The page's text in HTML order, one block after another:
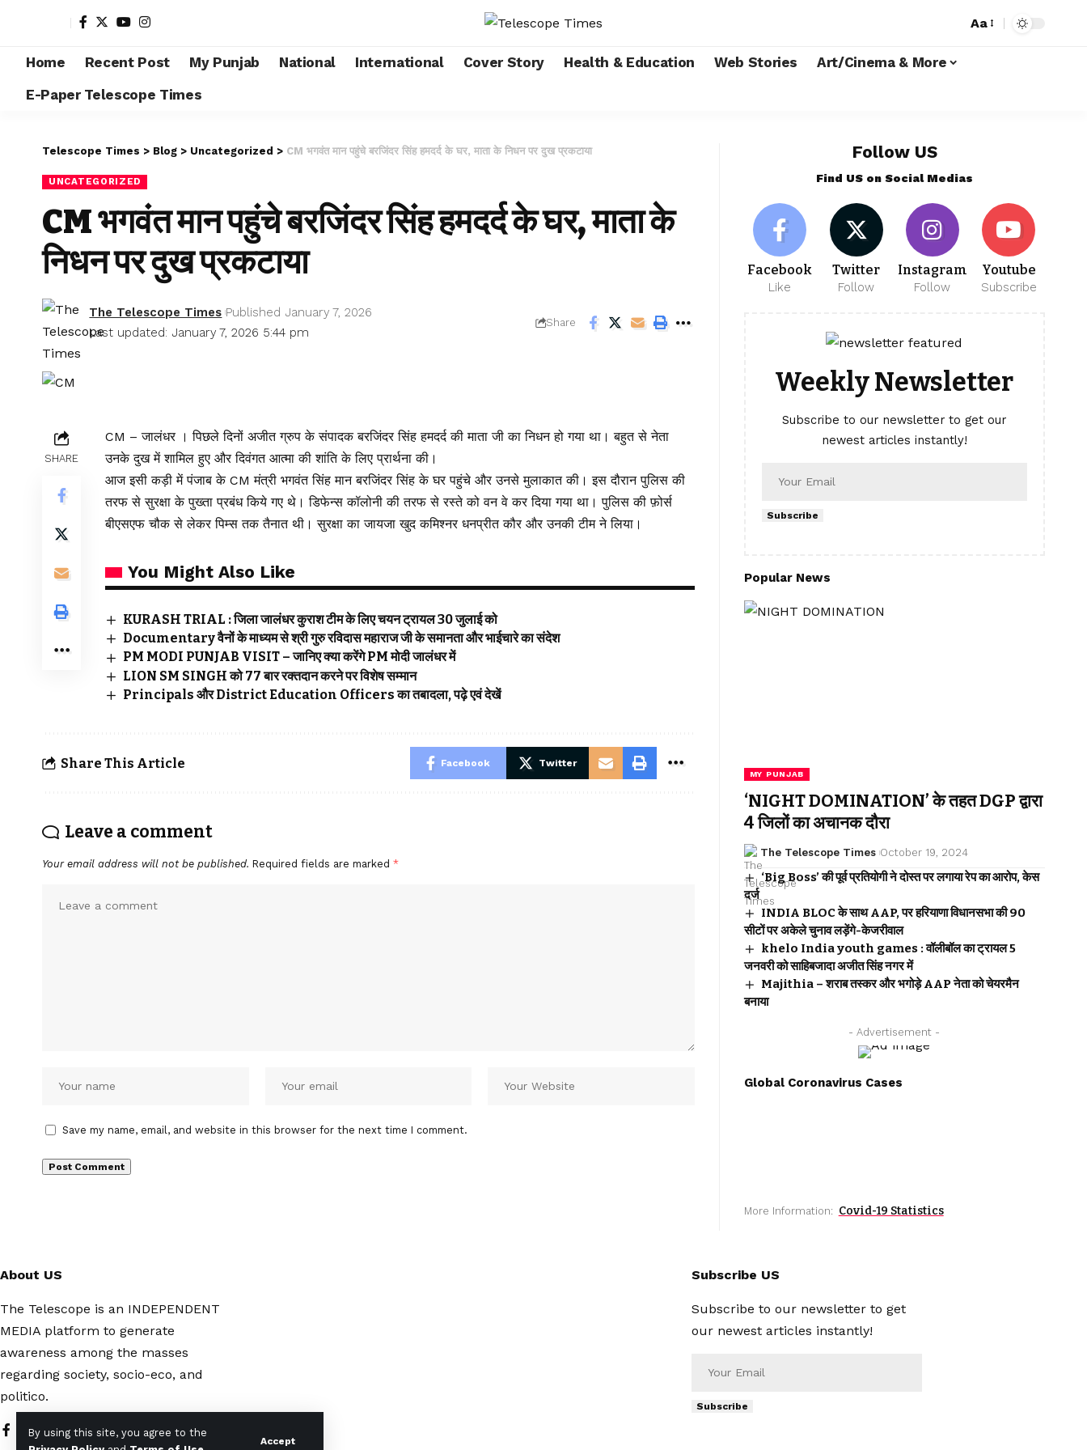
By using this site, you agree to the
Accept
Aa
Home Recent Post My Punjab National International Cover Story Health & Education Web Stories
Art/Cinema & More
E-Paper Telescope Times
Telescope Times > Blog > Uncategorized > CM भगवंत मान पहुंचे बरजिंदर सिंह हमदर्द के घर, माता के निधन पर दुख प्रकटाया
UNCATEGORIZED
CM भगवंत मान पहुंचे बरजिंदर सिंह हमदर्द के घर, माता के
निधन पर दुख प्रकटाया
Last updated: January 7, 2026 5:44 pm
The Telescope Times Published January 7, 2026
Share
SHARE
CM – जालंधर । पिछले दिनों अजीत ग्रुप के संपादक बरजिंदर सिंह हमदर्द की माता जी का निधन हो गया था। बहुत से नेता
उनके दुख में शामिल हुए और दिवंगत आत्मा की शांति के लिए प्रार्थना की।
आज इसी कड़ी में पंजाब के CM मंत्री भगवंत सिंह मान बरजिंदर सिंह के घर पहुंचे और उनसे मुलाकात की। इस दौरान पुलिस की
तरफ से सुरक्षा के पुख्ता प्रबंध किये गए थे। डिफेन्स कॉलोनी की तरफ से रस्ते को वन वे कर दिया गया था। पुलिस की फ़ोर्स
बीएसएफ चौक से लेकर पिम्स तक तैनात थी। सुरक्षा का जायजा खुद कमिश्नर धनप्रीत कौर और उनकी टीम ने लिया।
You Might Also Like
KURASH TRIAL : जिला जालंधर कुराश टीम के लिए चयन ट्रायल 30 जुलाई को
Documentary वैनों के माध्यम से श्री गुरु रविदास महाराज जी के समानता और भाईचारे का संदेश
PM MODI PUNJAB VISIT – जानिए क्या करेंगे PM मोदी जालंधर में
LION SM SINGH को 77 बार रक्तदान करने पर विशेष सम्मान
Principals और District Education Officers का तबादला, पढ़े एवं देखें
Share This Article Facebook Twitter
Leave a comment
Your email address will not be published. Required fields are marked *
Save my name, email, and website in this browser for the next time I comment.
Follow US
Find US on Social Medias
Facebook
Like
Twitter
Follow
Instagram
Follow
Youtube
Subscribe
Weekly Newsletter
Subscribe to our newsletter to get our
newest articles instantly!
Subscribe
Popular News
MY PUNJAB
‘NIGHT DOMINATION’ के तहत DGP द्वारा
4 जिलों का अचानक दौरा
The Telescope Times October 19, 2024
‘Big Boss’ की पूर्व प्रतियोगी ने दोस्त पर लगाया रेप का आरोप, केस
दर्ज
INDIA BLOC के साथ AAP, पर हरियाणा विधानसभा की 90
सीटों पर अकेले चुनाव लड़ेंगे-केजरीवाल
khelo India youth games : वॉलीबॉल का ट्रायल 5
जनवरी को साहिबजादा अजीत सिंह नगर में
Majithia – शराब तस्कर और भगोड़े AAP नेता को चेयरमैन
बनाया
- Advertisement -
Global Coronavirus Cases
More Information: Covid-19 Statistics
About US
The Telescope is an INDEPENDENT
MEDIA platform to generate
awareness among the masses
regarding society, socio-eco, and
politico.
Subscribe US
Subscribe to our newsletter to get
our newest articles instantly!
Subscribe